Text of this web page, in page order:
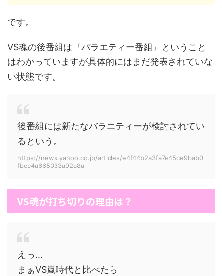
です。
VS魂の後番組は『バラエティー番組』ということ
はわかっていますが具体的にはまだ発表されていな
い状態です。
後番組には新たなバラエティーが検討されてい
るという。
https://news.yahoo.co.jp/articles/e4f44b2a3fa7e45ce9bab0
fbcc4a665033a92a8a
VS魂が打ち切りの理由は？
えっ…
まぁVS嵐時代と比べたら